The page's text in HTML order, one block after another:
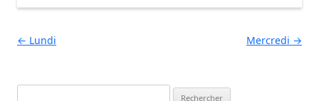
Navigation des articles
← Lundi Mercredi →